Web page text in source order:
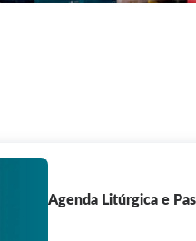
Agenda Litúrgica e